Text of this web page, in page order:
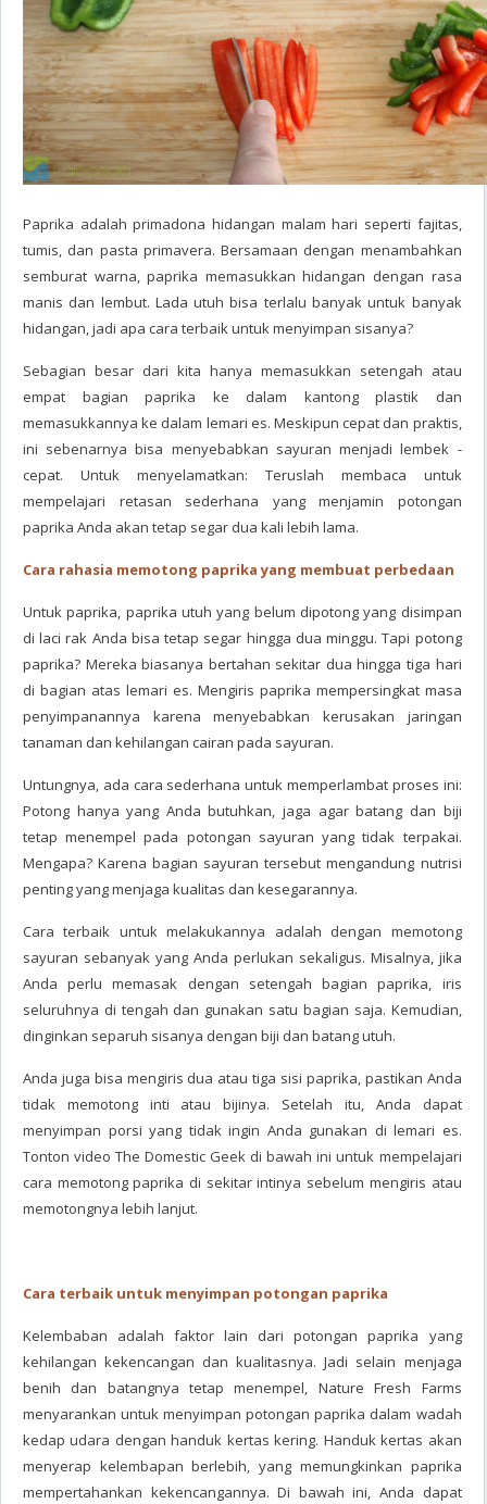
Paprika adalah primadona hidangan malam hari seperti fajitas,
tumis, dan pasta primavera. Bersamaan dengan menambahkan
semburat warna, paprika memasukkan hidangan dengan rasa
manis dan lembut. Lada utuh bisa terlalu banyak untuk banyak
hidangan, jadi apa cara terbaik untuk menyimpan sisanya?
Sebagian besar dari kita hanya memasukkan setengah atau
empat bagian paprika ke dalam kantong plastik dan
memasukkannya ke dalam lemari es. Meskipun cepat dan praktis,
ini sebenarnya bisa menyebabkan sayuran menjadi lembek -
cepat. Untuk menyelamatkan: Teruslah membaca untuk
mempelajari retasan sederhana yang menjamin potongan
paprika Anda akan tetap segar dua kali lebih lama.
Cara rahasia memotong paprika yang membuat perbedaan
Untuk paprika, paprika utuh yang belum dipotong yang disimpan
di laci rak Anda bisa tetap segar hingga dua minggu. Tapi potong
paprika? Mereka biasanya bertahan sekitar dua hingga tiga hari
di bagian atas lemari es. Mengiris paprika mempersingkat masa
penyimpanannya karena menyebabkan kerusakan jaringan
tanaman dan kehilangan cairan pada sayuran.
Untungnya, ada cara sederhana untuk memperlambat proses ini:
Potong hanya yang Anda butuhkan, jaga agar batang dan biji
tetap menempel pada potongan sayuran yang tidak terpakai.
Mengapa? Karena bagian sayuran tersebut mengandung nutrisi
penting yang menjaga kualitas dan kesegarannya.
Cara terbaik untuk melakukannya adalah dengan memotong
sayuran sebanyak yang Anda perlukan sekaligus. Misalnya, jika
Anda perlu memasak dengan setengah bagian paprika, iris
seluruhnya di tengah dan gunakan satu bagian saja. Kemudian,
dinginkan separuh sisanya dengan biji dan batang utuh.
Anda juga bisa mengiris dua atau tiga sisi paprika, pastikan Anda
tidak memotong inti atau bijinya. Setelah itu, Anda dapat
menyimpan porsi yang tidak ingin Anda gunakan di lemari es.
Tonton video The Domestic Geek di bawah ini untuk mempelajari
cara memotong paprika di sekitar intinya sebelum mengiris atau
memotongnya lebih lanjut.
Cara terbaik untuk menyimpan potongan paprika
Kelembaban adalah faktor lain dari potongan paprika yang
kehilangan kekencangan dan kualitasnya. Jadi selain menjaga
benih dan batangnya tetap menempel, Nature Fresh Farms
menyarankan untuk menyimpan potongan paprika dalam wadah
kedap udara dengan handuk kertas kering. Handuk kertas akan
menyerap kelembapan berlebih, yang memungkinkan paprika
mempertahankan kekencangannya. Di bawah ini, Anda dapat